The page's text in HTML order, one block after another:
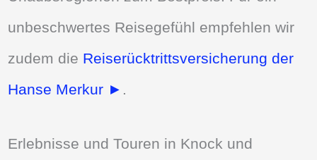
unbeschwertes Reisegefühl empfehlen wir
zudem die Reiserücktrittsversicherung der
Hanse Merkur ► .
Erlebnisse und Touren in Knock und